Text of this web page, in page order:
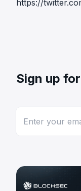
https://
Sign up